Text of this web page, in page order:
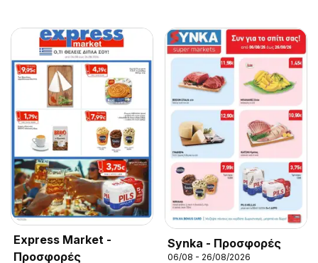
Express Market -
Προσφορές
Synka - Προσφορές
06/08 - 26/08/2026